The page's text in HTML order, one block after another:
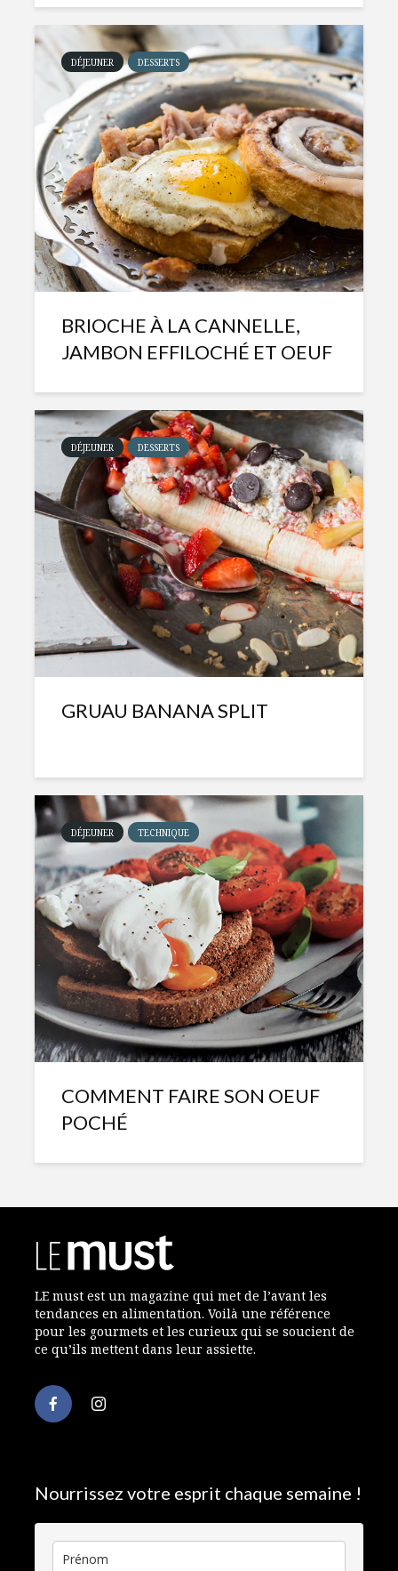
DÉJEUNER DESSERTS
BRIOCHE À LA CANNELLE,
JAMBON EFFILOCHÉ ET OEUF
DÉJEUNER DESSERTS
GRUAU BANANA SPLIT
DÉJEUNER TECHNIQUE
COMMENT FAIRE SON OEUF
POCHÉ
LE must est un magazine qui met de l’avant les
tendances en alimentation. Voilà une référence
pour les gourmets et les curieux qui se soucient de
ce qu’ils mettent dans leur assiette.
Nourrissez votre esprit chaque semaine !